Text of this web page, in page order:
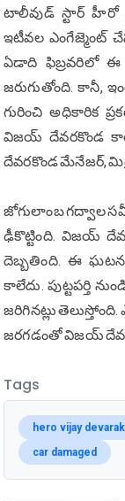
టాలీవుడ్ స్టార్ హీరో
ఇటీవల ఎంగేజ్మెంట్
ఏడాది ఫిబ్రవరిలో ఈ
జరుగుతోంది. కానీ,
గురించి అధికారిక
విజయ్ దేవరకొండ
దేవరకొండ మేనేజర్,
జోగులాంబ గద్వాల
ఢీకొట్టింది. విజయ్
దెబ్బతింది. ఈ
కాలేదు. పుట్టపర్తి
జరిగినట్లు
జరగడంతో విజయ్
Tags
hero vijay
car damaged